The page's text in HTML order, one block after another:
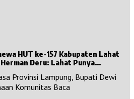
HUT ke-157 Kabupaten Lahat
Deru: Lahat Punya